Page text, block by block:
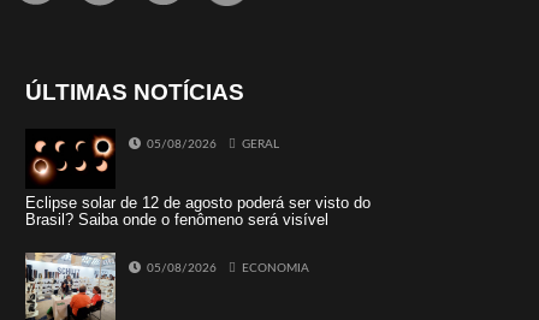
ÚLTIMAS NOTÍCIAS
05/08/2026 GERAL
Eclipse solar de 12 de agosto poderá ser visto do
Brasil? Saiba onde o fenômeno será visível
05/08/2026 ECONOMIA